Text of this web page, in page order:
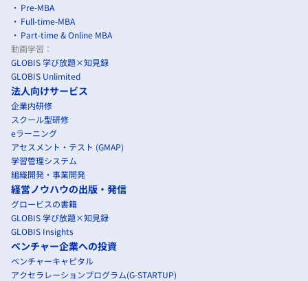
Pre-MBA
Full-time-MBA
Part-time & Online MBA
動画学習：
GLOBIS 学び放題×知見録
GLOBIS Unlimited
法人向けサービス
企業内研修
スクール型研修
eラーニング
アセスメント・テスト (GMAP)
学習管理システム
組織開発・事業開発
経営ノウハウの出版・発信
グロービスの書籍
GLOBIS 学び放題×知見録
GLOBIS Insights
ベンチャー企業への投資
ベンチャーキャピタル
アクセラレーションプログラム(G-STARTUP)